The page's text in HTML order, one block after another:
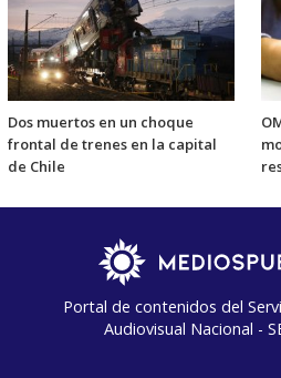
Dos muertos en un choque
frontal de trenes en la capital
de Chile
Portal de contenidos del
Audiovisual Nacional -